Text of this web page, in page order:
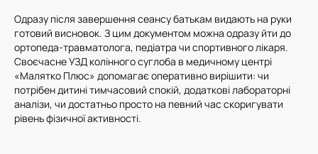
Одразу після завершення сеансу батькам видають на руки
готовий висновок. З цим документом можна одразу йти до
ортопеда-травматолога, педіатра чи спортивного лікаря.
Своєчасне УЗД колінного суглоба в медичному центрі
«Малятко Плюс» допомагає оперативно вирішити: чи
потрібен дитині тимчасовий спокій, додаткові лабораторні
аналізи, чи достатньо просто на певний час скоригувати
рівень фізичної активності.